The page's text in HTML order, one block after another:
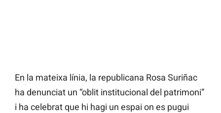
En la mateixa línia, la republicana Rosa Suriñac
ha denunciat un “oblit institucional del patrimoni”
i ha celebrat que hi hagi un espai on es pugui